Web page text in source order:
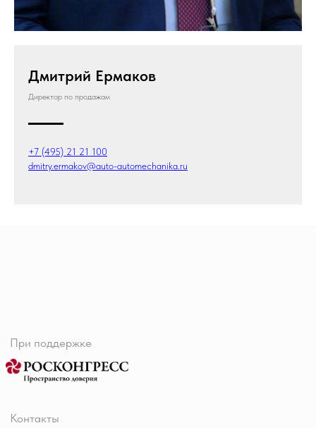
Дмитрий Ермаков
Директор по продажам
+7 (495) 21 21 100
dmitry.ermakov@auto-automechanika.ru
automechanika.ru